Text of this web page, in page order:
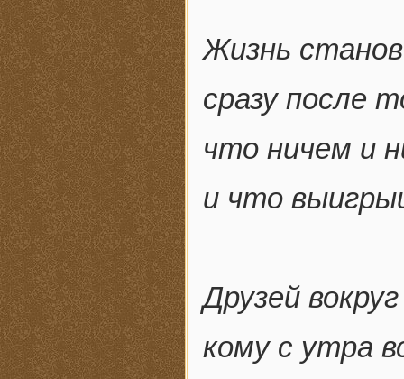
Жизнь
сразу после
что ничем и
и что
Друзей
кому с утра